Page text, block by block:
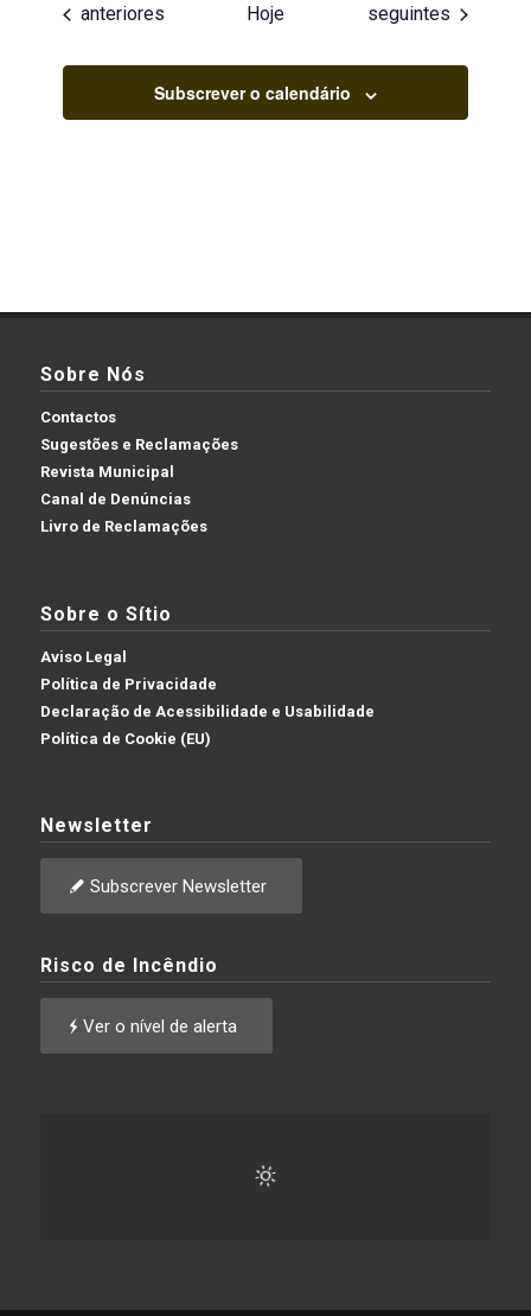
Eventos
anteriores Hoje Eventos
seguintes
Subscrever o calendário
Sobre Nós
Contactos
Sugestões e Reclamações
Revista Municipal
Canal de Denúncias
Livro de Reclamações
Sobre o Sítio
Aviso Legal
Política de Privacidade
Declaração de Acessibilidade e Usabilidade
Política de Cookie (EU)
Newsletter
Subscrever Newsletter
Risco de Incêndio
Ver o nível de alerta